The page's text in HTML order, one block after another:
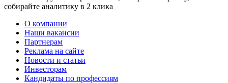
собирайте аналитику в 2 клика
О компании
Наши вакансии
Партнерам
Реклама на сайте
Новости и статьи
Инвесторам
Кандидаты по профессиям